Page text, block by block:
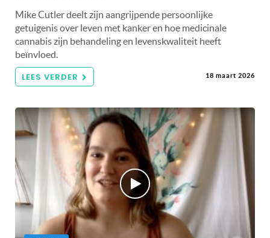
Mike Cutler deelt zijn aangrijpende persoonlijke
getuigenis over leven met kanker en hoe medicinale
cannabis zijn behandeling en levenskwaliteit heeft
beïnvloed.
LEES VERDER 18 maart 2026